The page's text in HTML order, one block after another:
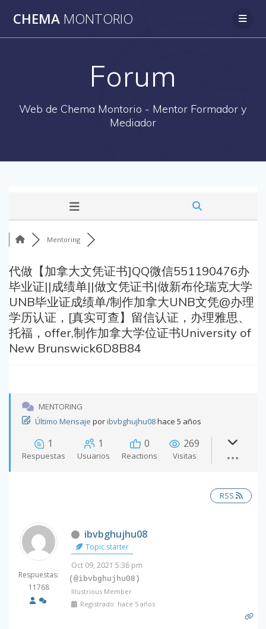
CHEMA MONTORIO
Forum
Web de Chema Montorio - Mentor Formador y
Mediador
Mentoring
代做【加拿大文凭证书]QQ微信551190476办
毕业证||成绩单||做文凭证书|做新布伦瑞克大学
UNB毕业证成绩单/制作加拿大UNB文凭@办理
学历认证，[真实可查】留信认证，办理雅思、
托福，offer,制作加拿大学位证书University of
New Brunswick6D8B84
MENTORING
Último Mensaje poribvbghujhu08hace 5 años
1
Respuestas
1
Usuarios
0
Reactions
269
Visitas
RSS
Respuestas:
11768
ibvbghujhu08
Topic starter
Oct 09, 2021 5:36 pm
(@ibvbghujhu08)
Illustrious Member
Registrado: hace 5 años